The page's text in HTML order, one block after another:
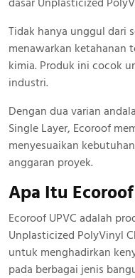
Tidak hanya unggul dari
menawarkan ketahanan
kimia. Produk ini cocok
industri.
Dengan dua varian
Single Layer, Ecoroof
menyesuaikan
anggaran proyek.
Apa Itu Ecoroof
Ecoroof UPVC adalah
Unplasticized PolyVinyl
untuk menghadirkan
pada berbagai jenis